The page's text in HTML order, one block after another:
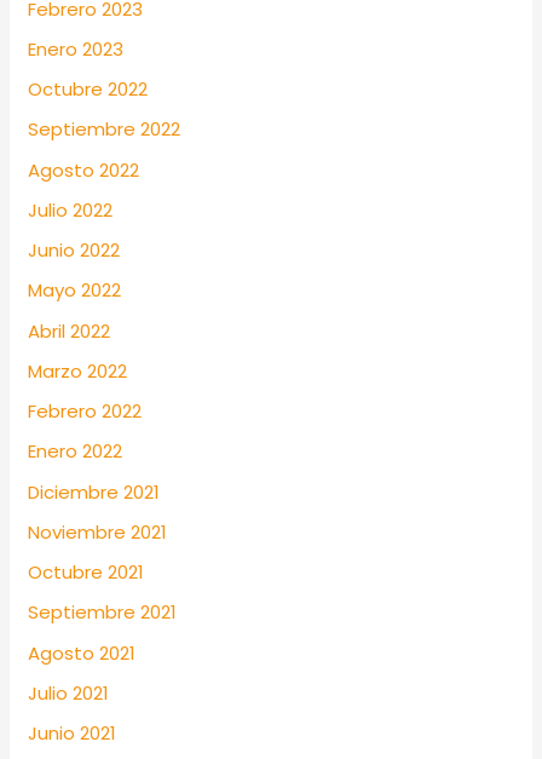
Febrero 2023
Enero 2023
Octubre 2022
Septiembre 2022
Agosto 2022
Julio 2022
Junio 2022
Mayo 2022
Abril 2022
Marzo 2022
Febrero 2022
Enero 2022
Diciembre 2021
Noviembre 2021
Octubre 2021
Septiembre 2021
Agosto 2021
Julio 2021
Junio 2021